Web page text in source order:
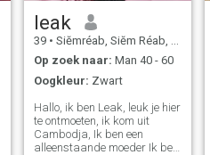
leak
39 • Siĕmréab, Siĕm Réab, Cambodja
Op zoek naar: Man 40 - 60
Oogkleur: Zwart
Hallo, ik ben Leak, leuk je hier
te ontmoeten, ik kom uit
Cambodja, Ik ben een
alleenstaande moeder Ik ben